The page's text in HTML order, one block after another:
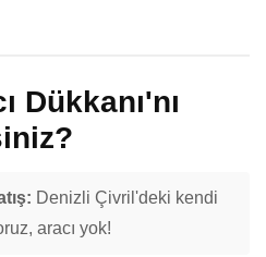
Dükkanı'nı
Denizli Çivril'deki kendi
aracı yok!